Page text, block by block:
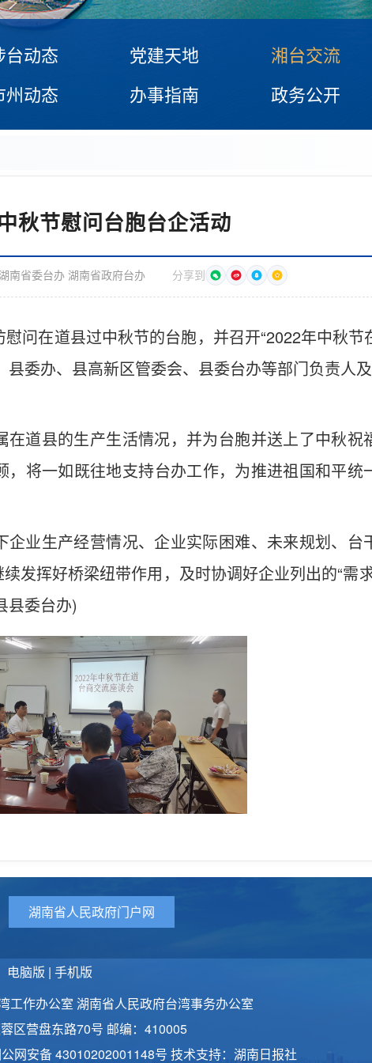
台动态 党建天地 湘台交流
州动态 办事指南 政务公开
秋节慰问台胞台企活动
南省委台办 湖南省政府台办 分享到
问在道县过中秋节的台胞，并召开“2022年中秋节
委办、县高新区管委会、县委台办等部门负责人
道县的生产生活情况，并为台胞并送上了中秋祝
将一如既往地支持台办工作，为推进祖国和平统
业生产经营情况、企业实际困难、未来规划、台
发挥好桥梁纽带作用，及时协调好企业列出的“需
县委台办)
湖南省人民政府门户网
电脑版 | 手机版
工作办公室 湖南省人民政府台湾事务办公室
区营盘东路70号 邮编：410005
网安备 43010202001148号 技术支持：湖南日报社